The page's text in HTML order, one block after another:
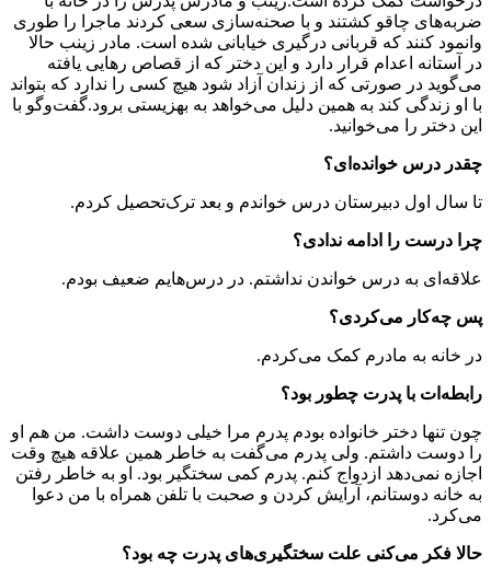
ضربه‌های چاقو کشتند و با صحنه‌سازی سعی کردند ماجرا را طوری
وانمود کنند که قربانی درگیری خیابانی شده است. مادر زینب حالا
در آستانه اعدام قرار دارد و این دختر که از قصاص رهایی یافته
می‌گوید در صورتی که از زندان آزاد شود هیچ کسی را ندارد که بتواند
با او زندگی کند به همین دلیل می‌خواهد به بهزیستی برود.گفت‌وگو با
این دختر را می‌خوانید.
چقدر درس خوانده‌ای؟
تا سال اول دبیرستان درس خواندم و بعد ترک‌تحصیل کردم.
چرا درست را ادامه ندادی؟
علاقه‌ای به درس خواندن نداشتم. در درس‌هایم ضعیف بودم.
پس چه‌کار می‌کردی؟
در خانه به مادرم کمک می‌کردم.
رابطه‌ات با پدرت چطور بود؟
چون تنها دختر خانواده بودم پدرم مرا خیلی دوست داشت. من هم او
را دوست داشتم. ولی پدرم می‌گفت به خاطر همین علاقه هیچ وقت
اجازه نمی‌دهد ازدواج کنم. پدرم کمی سختگیر بود. او به خاطر رفتن
به خانه دوستانم، آرایش کردن و صحبت با تلفن همراه با من دعوا
می‌کرد.
حالا فکر می‌کنی علت سختگیری‌های پدرت چه بود؟